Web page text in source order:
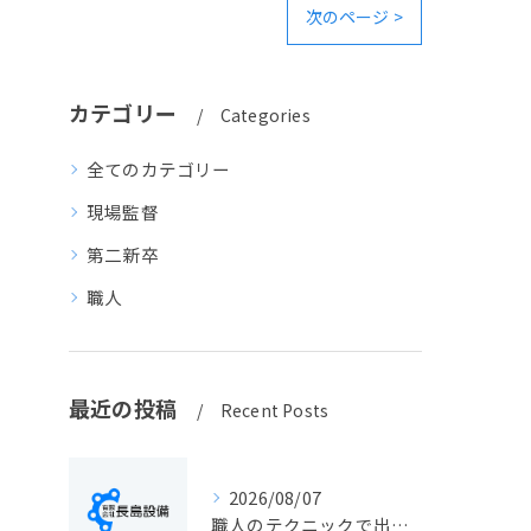
次のページ >
カテゴリー Categories
全てのカテゴリー
現場監督
第二新卒
職人
最近の投稿 Recent Posts
2026/08/07
職人のテクニックで出会う静岡県静岡市の伝統工芸と学びの魅力徹底解説